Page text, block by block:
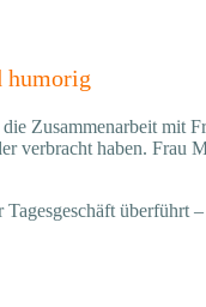
humorig
Zusammenarbeit mit
verbracht haben. Frau
überführt